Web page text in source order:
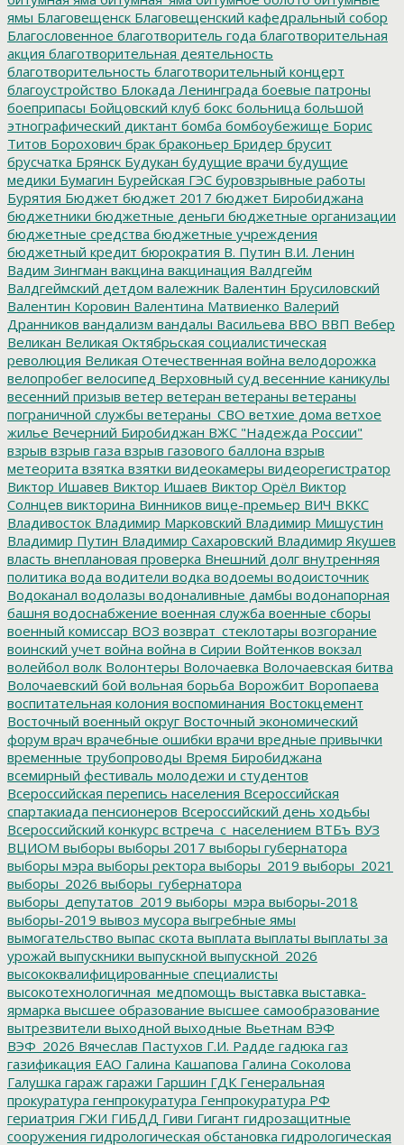
ямы Благовещенск Благовещенский кафедральный собор
Благословенное благотворитель года благотворительная
акция благотворительная деятельность
благотворительность благотворительный концерт
благоустройство Блокада Ленинграда боевые патроны
боеприпасы Бойцовский клуб бокс больница большой
этнографический диктант бомба бомбоубежище Борис
Титов Борохович брак браконьер Бридер брусит
брусчатка Брянск Будукан будущие врачи будущие
медики Бумагин Бурейская ГЭС буровзрывные работы
Бурятия Бюджет бюджет 2017 бюджет Биробиджана
бюджетники бюджетные деньги бюджетные организации
бюджетные средства бюджетные учреждения
бюджетный кредит бюрократия В. Путин В.И. Ленин
Вадим Зингман вакцина вакцинация Валдгейм
Валдгеймский детдом валежник Валентин Брусиловский
Валентин Коровин Валентина Матвиенко Валерий
Дранников вандализм вандалы Васильева ВВО ВВП Вебер
Великан Великая Октябрьская социалистическая
революция Великая Отечественная война велодорожка
велопробег велосипед Верховный суд весенние каникулы
весенний призыв ветер ветеран ветераны ветераны
пограничной службы ветераны_СВО ветхие дома ветхое
жилье Вечерний Биробиджан ВЖС "Надежда России"
взрыв взрыв газа взрыв газового баллона взрыв
метеорита взятка взятки видеокамеры видеорегистратор
Виктор Ишавев Виктор Ишаев Виктор Орёл Виктор
Солнцев викторина Винников вице-премьер ВИЧ ВККС
Владивосток Владимир Марковский Владимир Мишустин
Владимир Путин Владимир Сахаровский Владимир Якушев
власть внеплановая проверка Внешний долг внутренняя
политика вода водители водка водоемы водоисточник
Водоканал водолазы водоналивные дамбы водонапорная
башня водоснабжение военная служба военные сборы
военный комиссар ВОЗ возврат_стеклотары возгорание
воинский учет война война в Сирии Войтенков вокзал
волейбол волк Волонтеры Волочаевка Волочаевская битва
Волочаевский бой вольная борьба Ворожбит Воропаева
воспитательная колония воспоминания Востокцемент
Восточный военный округ Восточный экономический
форум врач врачебные ошибки врачи вредные привычки
временные трубопроводы Время Биробиджана
всемирный фестиваль молодежи и студентов
Всероссийская перепись населения Всероссийская
спартакиада пенсионеров Всероссийский день ходьбы
Всероссийский конкурс встреча_с_населением ВТБъ ВУЗ
ВЦИОМ выборы выборы 2017 выборы губернатора
выборы мэра выборы ректора выборы_2019 выборы_2021
выборы_2026 выборы_губернатора
выборы_депутатов_2019 выборы_мэра выборы-2018
выборы-2019 вывоз мусора выгребные ямы
вымогательство выпас скота выплата выплаты выплаты за
урожай выпускники выпускной выпускной_2026
высококвалифицированные специалисты
высокотехнологичная_медпомощь выставка выставка-
ярмарка высшее образование высшее самообразование
вытрезвители выходной выходные Вьетнам ВЭФ
ВЭФ_2026 Вячеслав Пастухов Г.И. Радде гадюка газ
газификация ЕАО Галина Кашапова Галина Соколова
Галушка гараж гаражи Гаршин ГДК Генеральная
прокуратура генпрокуратура Генпрокуратура РФ
гериатрия ГЖИ ГИБДД Гиви Гигант гидрозащитные
сооружения гидрологическая обстановка гидрологическая